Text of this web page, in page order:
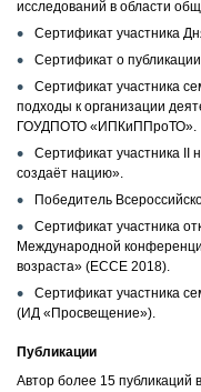
исследований в области
Сертификат участника
Сертификат о
Сертификат участника
подходы к организации
ГОУДПОТО «ИПКиППроТО».
Сертификат участника II
создаёт нацию».
Победитель
Сертификат участника
Международной
возраста» (ECCE 2018).
Сертификат участника
(ИД «Просвещение»).
Публикации
Автор более 15 публикаций